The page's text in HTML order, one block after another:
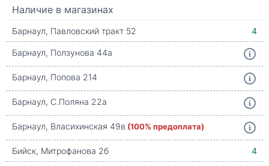
Наличие в магазинах
Барнаул, Павловский тракт 52
4
Барнаул, Ползунова 44а
Барнаул, Попова 214
Барнаул, С.Поляна 22а
Барнаул, Власихинская 49в (100% предоплата)
Бийск, Митрофанова 2б
4